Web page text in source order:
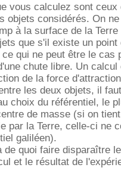
vous calculez sont ceux
objets considérés. On
à la surface de la Terre
que s'il existe un point
qui ne peut être le cas
chute libre. Un
de la force
les deux objets, il
choix du référentiel, le
de masse (si on
par la Terre, celle-ci ne
galiléen).
de quoi faire disparaître
et le résultat de